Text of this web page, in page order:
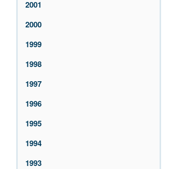
2001
2000
1999
1998
1997
1996
1995
1994
1993